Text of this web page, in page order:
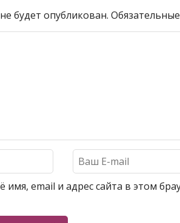
будет опубликован.
имя, email и адрес сайта в этом